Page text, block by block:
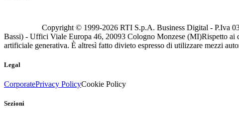
Copyright © 1999-2026 RTI S.p.A. Business Digital - P.Iva
Bassi) - Uffici Viale Europa 46, 20093 Cologno Monzese (MI)Rispetto ai
artificiale generativa. È altresì fatto divieto espresso di utilizzare mezzi
Legal
CorporatePrivacy PolicyCookie Policy
Sezioni